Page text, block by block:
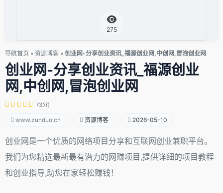
275
导航首页 » 资源博客 » 创业网-分享创业资讯_福源创业网,中创网,冒泡创业网
创业网-分享创业资讯_福源创业
网,中创网,冒泡创业网
(3分)
www.zunduo.cn 资源博客 2026-05-10
创业网是一个优质的网络项目分享和互联网创业兼职平台。
我们为您精选最新最有潜力的网赚项目,提供详细的项目教程
和创业指导,助您在家轻松赚钱！